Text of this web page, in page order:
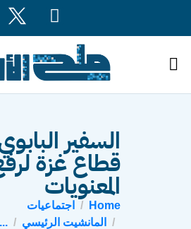
السفير
قطاع غزة
المعنويات
Home
اجتماعيات
المانشيت الرئيسي
...